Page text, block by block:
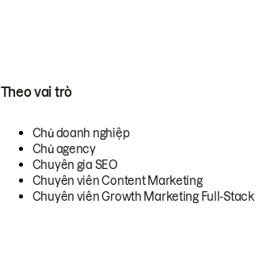
Theo vai trò
Chủ doanh nghiệp
Chủ agency
Chuyên gia SEO
Chuyên viên Content Marketing
Chuyên viên Growth Marketing Full-Stack